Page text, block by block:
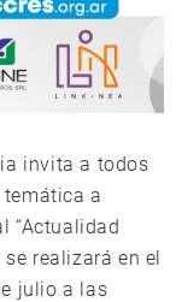
invita a todos
a
“Actualidad
realizará en el
julio a las